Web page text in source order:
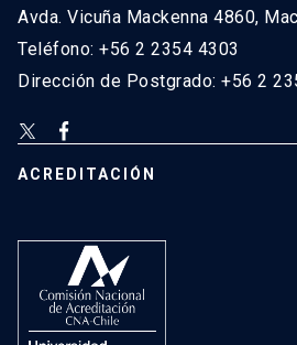
Avda. Vicuña Mackenna 4860,
Teléfono: +56 2 2354 4303
Dirección de Postgrado: +56 2
ACREDITACIÓN